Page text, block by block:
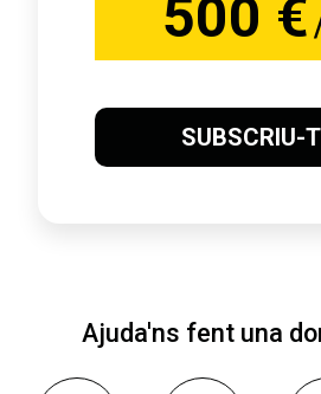
500 €
SUBSCRIU-
Ajuda'ns fent una